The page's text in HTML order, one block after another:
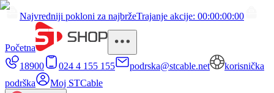
Najvredniji pokloni za najbržeTrajanje akcije: 00:00:00:00
Početna
18900
024 4 155 155 podrska@stcable.net
korisnička
podrška
Moj STCable